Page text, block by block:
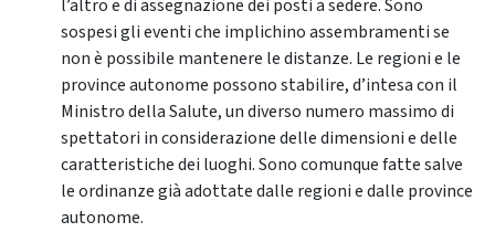
l’altro e di assegnazione dei posti a sedere. Sono
sospesi gli eventi che implichino assembramenti se
non è possibile mantenere le distanze. Le regioni e le
province autonome possono stabilire, d’intesa con il
Ministro della Salute, un diverso numero massimo di
spettatori in considerazione delle dimensioni e delle
caratteristiche dei luoghi. Sono comunque fatte salve
le ordinanze già adottate dalle regioni e dalle province
autonome.